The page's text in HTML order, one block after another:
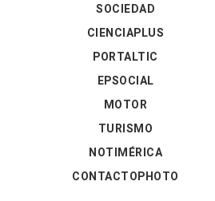
SOCIEDAD
CIENCIAPLUS
PORTALTIC
EPSOCIAL
MOTOR
TURISMO
NOTIMÉRICA
CONTACTOPHOTO